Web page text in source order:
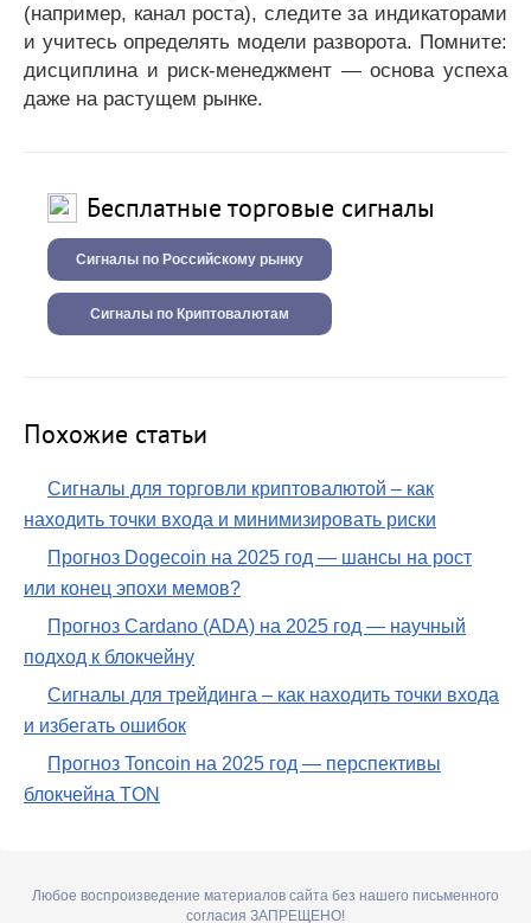
(например, канал роста), следите за индикаторами
и учитесь определять модели разворота. Помните:
дисциплина и риск-менеджмент — основа успеха
даже на растущем рынке.
Бесплатные торговые сигналы
Сигналы по Российскому рынку
Сигналы по Криптовалютам
Похожие статьи
Сигналы для торговли криптовалютой – как
находить точки входа и минимизировать риски
Прогноз Dogecoin на 2025 год — шансы на рост
или конец эпохи мемов?
Прогноз Cardano (ADA) на 2025 год — научный
подход к блокчейну
Сигналы для трейдинга – как находить точки входа
и избегать ошибок
Прогноз Toncoin на 2025 год — перспективы
блокчейна TON
Любое воспроизведение материалов сайта без нашего письменного
согласия ЗАПРЕЩЕНО!